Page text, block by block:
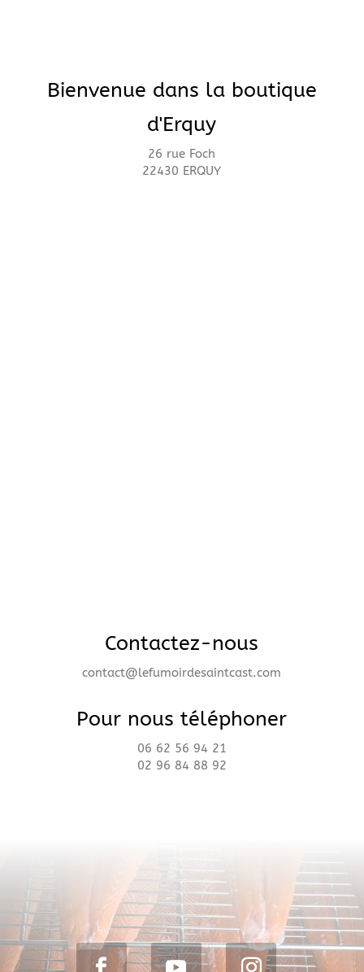
Bienvenue dans la boutique
d'Erquy
26 rue Foch
22430 ERQUY
Contactez-nous
contact@lefumoirdesaintcast.com
Pour nous téléphoner
06 62 56 94 21
02 96 84 88 92